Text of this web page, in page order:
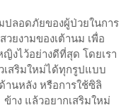
ปลอดภัยของผู้ป่วยในการ
วยงามของเต้านม เพื่อ
งไว้อย่างดีที่สุด โดยเรา
เสริมใหม่ได้ทุกรูปแบบ
านหลัง หรือการใช้ซิลิ
าง แล้วอยากเสริมใหม่